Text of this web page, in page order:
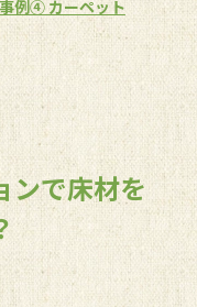
例④ カーペット
ンで床材を